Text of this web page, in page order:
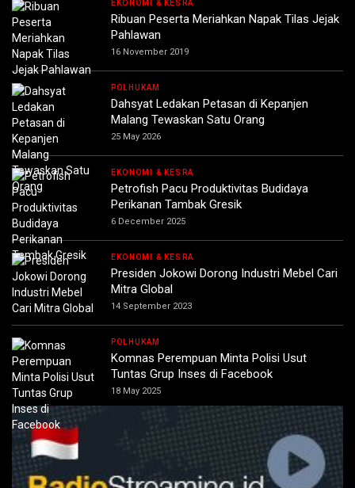
EKONOMI & KESRA
Ribuan Peserta Meriahkan ‎Napak Tilas Jejak
Pahlawan
16 November 2019
POLHUKAM
Dahsyat Ledakan Petasan di Kepanjen
Malang Tewaskan Satu Orang
25 May 2026
EKONOMI & KESRA
Petrofish Pacu Produktivitas Budidaya
Perikanan Tambak Gresik
6 December 2025
EKONOMI & KESRA
Presiden Jokowi Dorong Industri Mebel Cari
Mitra Global
14 September 2023
POLHUKAM
Komnas Perempuan Minta Polisi Usut
Tuntas Grup Inses di Facebook
18 May 2025